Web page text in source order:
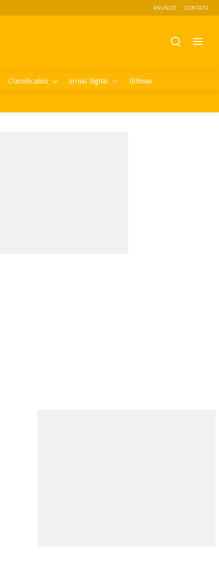
ANUNCIE CONTATO
Classificados Jornal Digital Últimas